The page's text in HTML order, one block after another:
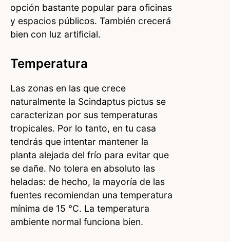
opción bastante popular para oficinas
y espacios públicos. También crecerá
bien con luz artificial.
Temperatura
Las zonas en las que crece
naturalmente la Scindaptus pictus se
caracterizan por sus temperaturas
tropicales. Por lo tanto, en tu casa
tendrás que intentar mantener la
planta alejada del frío para evitar que
se dañe. No tolera en absoluto las
heladas: de hecho, la mayoría de las
fuentes recomiendan una temperatura
mínima de 15 °C. La temperatura
ambiente normal funciona bien.